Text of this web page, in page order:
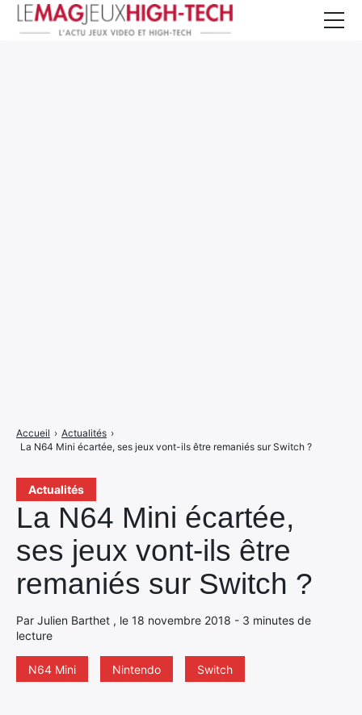
Actualités
La N64 Mini écartée,
ses jeux vont-ils être
remaniés sur Switch ?
Par Julien Barthet , le 18 novembre 2018 - 3 minutes de
lecture
N64 Mini Nintendo Switch
Accueil › Actualités ›
La N64 Mini écartée, ses jeux vont-ils être remaniés sur Switch ?